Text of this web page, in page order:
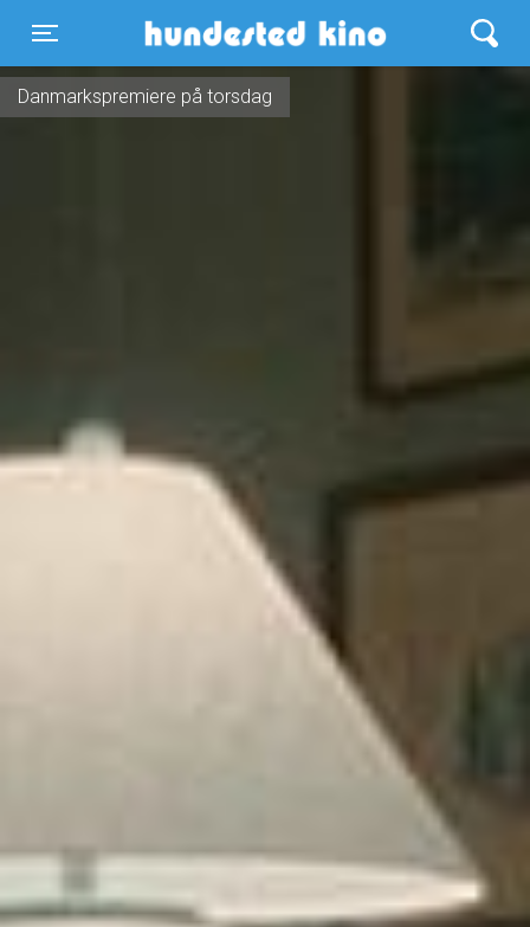
Toggle navigation
Hundested Kino
Danmarkspremiere på torsdag